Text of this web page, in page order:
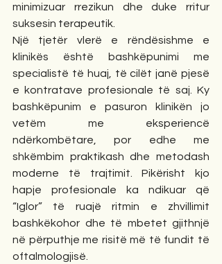
minimizuar rrezikun dhe duke rritur
suksesin terapeutik.
Një tjetër vlerë e rëndësishme e
klinikës është bashkëpunimi me
specialistë të huaj, të cilët janë pjesë
e kontratave profesionale të saj. Ky
bashkëpunim e pasuron klinikën jo
vetëm me eksperiencë
ndërkombëtare, por edhe me
shkëmbim praktikash dhe metodash
moderne të trajtimit. Pikërisht kjo
hapje profesionale ka ndikuar që
“Iglor” të ruajë ritmin e zhvillimit
bashkëkohor dhe të mbetet gjithnjë
në përputhje me risitë më të fundit të
oftalmologjisë.